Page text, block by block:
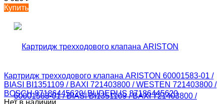
Купить
Картридж трехходового клапана ARISTON 60001583-01 /
BIASI BI1351109 / BAXI 721403800 / WESTEN 721403800 /
BOSCH 87186445620/ BUDERUS 87186445620